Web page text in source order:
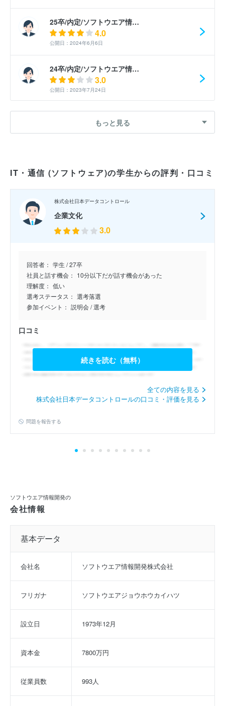
25卒/内定/ソフトウエア情…
4.0
公開日：2024年6月6日
24卒/内定/ソフトウエア情…
3.0
公開日：2023年7月24日
もっと見る
IT・通信 (ソフトウェア)の学生からの評判・口コミ
株式会社日本データコントロール
企業文化
3.0
回答者： 学生 / 27卒
社員と話す機会： 10分以下だが話す機会があった
理解度： 低い
選考ステータス： 選考落選
参加イベント： 説明会/ 選考
口コミ
続きを読む（無料）
全ての内容を見る
株式会社日本データコントロールの口コミ・評価を見る
問題を報告する
ソフトウエア情報開発の
会社情報
基本データ
会社名 ソフトウエア情報開発株式会社
フリガナ ソフトウエアジョウホウカイハツ
設立日 1973年12月
資本金 7800万円
従業員数 993人